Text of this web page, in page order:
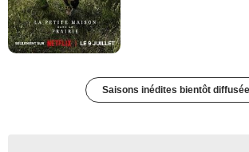
Saisons inédites bientôt